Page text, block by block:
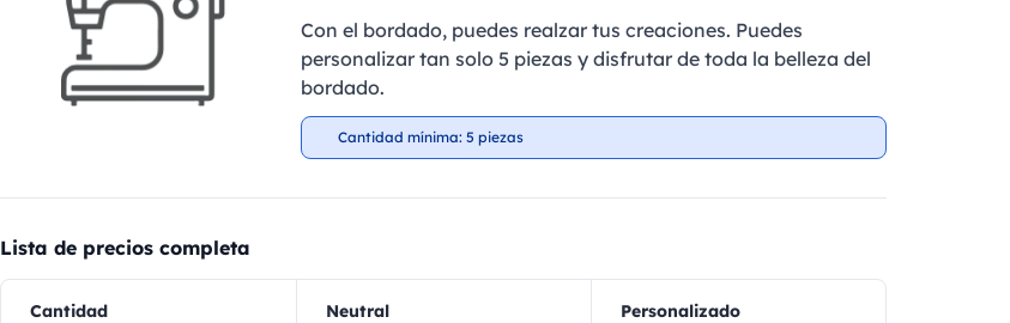
Con el bordado, puedes realzar tus creaciones. Puedes
personalizar tan solo 5 piezas y disfrutar de toda la belleza del
bordado.
Cantidad mínima: 5 piezas
Lista de precios completa
Cantidad Neutral Personalizado